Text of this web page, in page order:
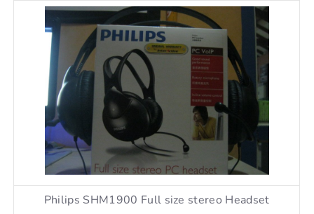
Philips SHM1900 Full size stereo Headset